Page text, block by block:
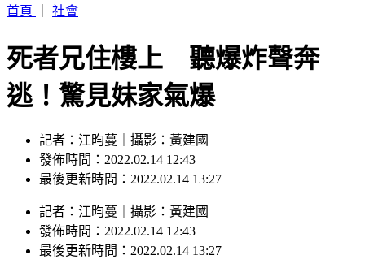
首頁
社會
死者兄住樓上 聽爆炸聲奔
逃！驚見妹家氣爆
記者：江昀蔓｜攝影：黃建國
發佈時間：2022.02.14 12:43
最後更新時間：2022.02.14 13:27
記者 ： 江昀蔓 攝影 ： 黃建國
發佈時間： 2022.02.14 12:43
最後更新時間： 2022.02.14 13:27